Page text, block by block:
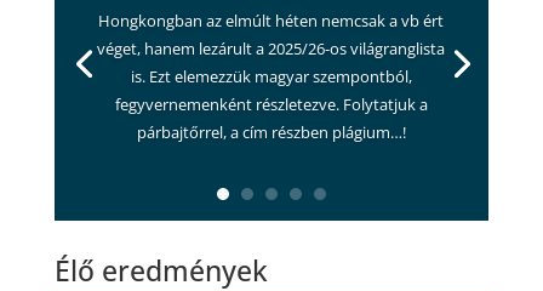
Hongkongban az elmúlt héten nemcsak a vb ért
véget, hanem lezárult a 2025/26-os világranglista
is. Ezt elemezzük magyar szempontból,
fegyvernemenként részletezve. Folytatjuk a
párbajtőrrel, a cím részben plágium…!
Élő eredmények